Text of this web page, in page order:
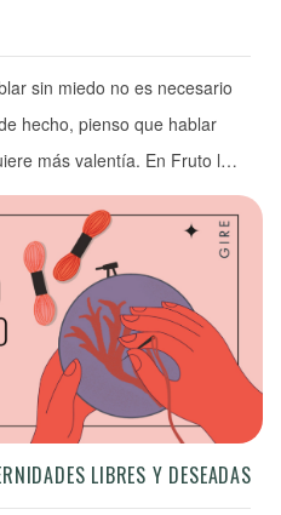
sin miedo no es necesario
hecho, pienso que hablar
más valentía. En Fruto las
voces, historias y momentos,
esa valentía de mirar hacia
Empecé a […]
LIBRES Y DESEADAS